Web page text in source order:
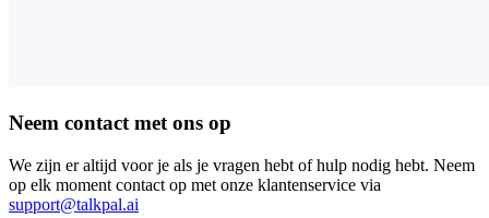
Neem contact met ons op
We zijn er altijd voor je als je vragen hebt of hulp nodig hebt. Neem
op elk moment contact op met onze klantenservice via
support@talkpal.ai